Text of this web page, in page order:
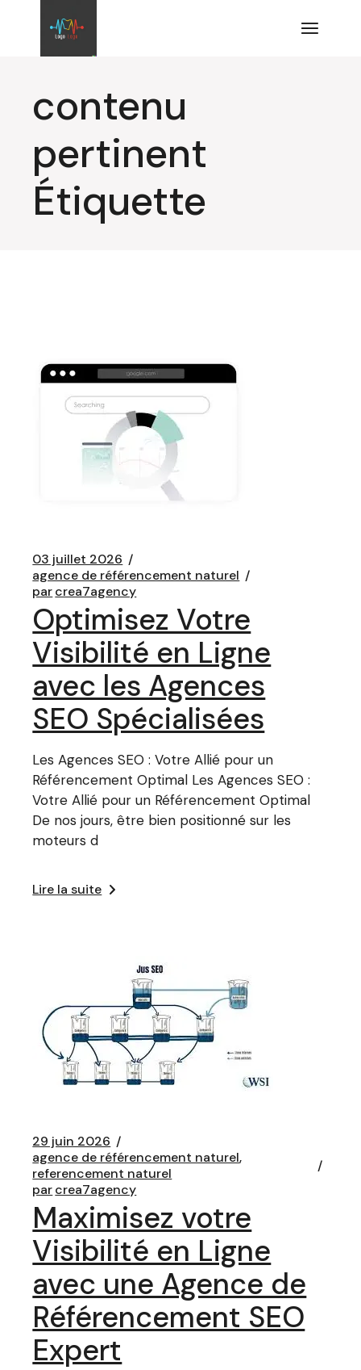
contenu
contenu
pertinent
Étiquette
03 juillet 2026
agence de référencement naturel
parcrea7agency
Optimisez Votre
Visibilité en Ligne
avec les Agences
SEO Spécialisées
Les Agences SEO : Votre Allié pour un
Référencement Optimal Les Agences SEO :
Votre Allié pour un Référencement Optimal
De nos jours, être bien positionné sur les
moteurs d
Lire la suite
29 juin 2026
agence de référencement naturel
referencement naturel
parcrea7agency
Maximisez votre
Visibilité en Ligne
avec une Agence de
Référencement SEO
Expert